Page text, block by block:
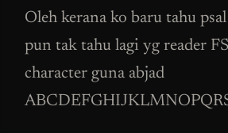
Oleh kerana ko baru tahu
pun tak tahu lagi yg reader
character guna abjad